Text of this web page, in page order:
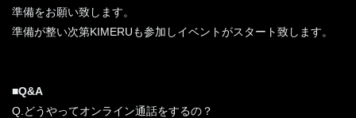
準備をお願い致します。
準備が整い次第KIMERUも参加しイベントがスタート致します。
■Q&A
Q.どうやってオンライン通話をするの？